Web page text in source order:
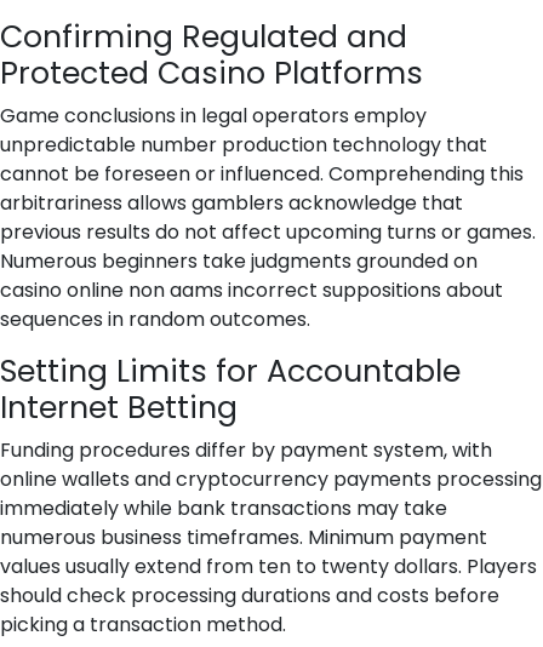
Confirming Regulated and
Protected Casino Platforms
Game conclusions in legal operators employ
unpredictable number production technology that
cannot be foreseen or influenced. Comprehending this
arbitrariness allows gamblers acknowledge that
previous results do not affect upcoming turns or games.
Numerous beginners take judgments grounded on
casino online non aams incorrect suppositions about
sequences in random outcomes.
Setting Limits for Accountable
Internet Betting
Funding procedures differ by payment system, with
online wallets and cryptocurrency payments processing
immediately while bank transactions may take
numerous business timeframes. Minimum payment
values usually extend from ten to twenty dollars. Players
should check processing durations and costs before
picking a transaction method.